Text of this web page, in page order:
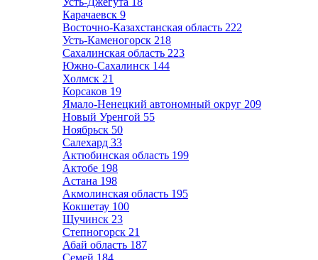
Карачаевск 9
Восточно-Казахстанская область 222
Усть-Каменогорск 218
Сахалинская область 223
Южно-Сахалинск 144
Холмск 21
Корсаков 19
Ямало-Ненецкий автономный округ 209
Новый Уренгой 55
Ноябрьск 50
Салехард 33
Актюбинская область 199
Актобе 198
Астана 198
Акмолинская область 195
Кокшетау 100
Щучинск 23
Степногорск 21
Абай область 187
Семей 184